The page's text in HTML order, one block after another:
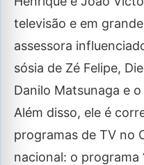
televisão e em
assessora
sósia de Zé Felipe,
Danilo Matsunaga e
Além disso, ele é
programas de TV no
nacional: o programa